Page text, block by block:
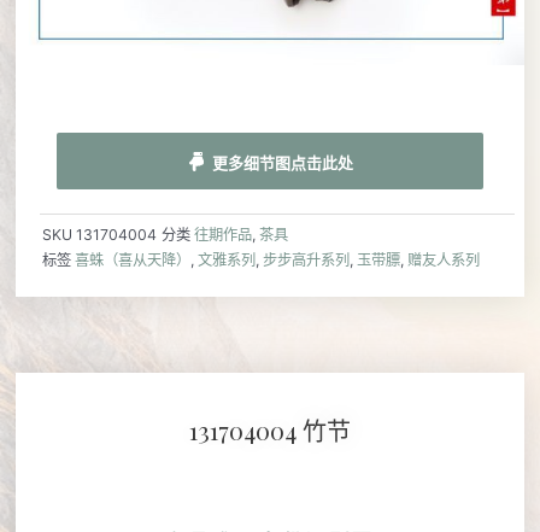
更多细节图点击此处
SKU 131704004 分类 往期作品,茶具
标签 喜蛛（喜从天降） ,文雅系列 ,步步高升系列 , 玉带膘, 赠友人系列
131704004 竹节